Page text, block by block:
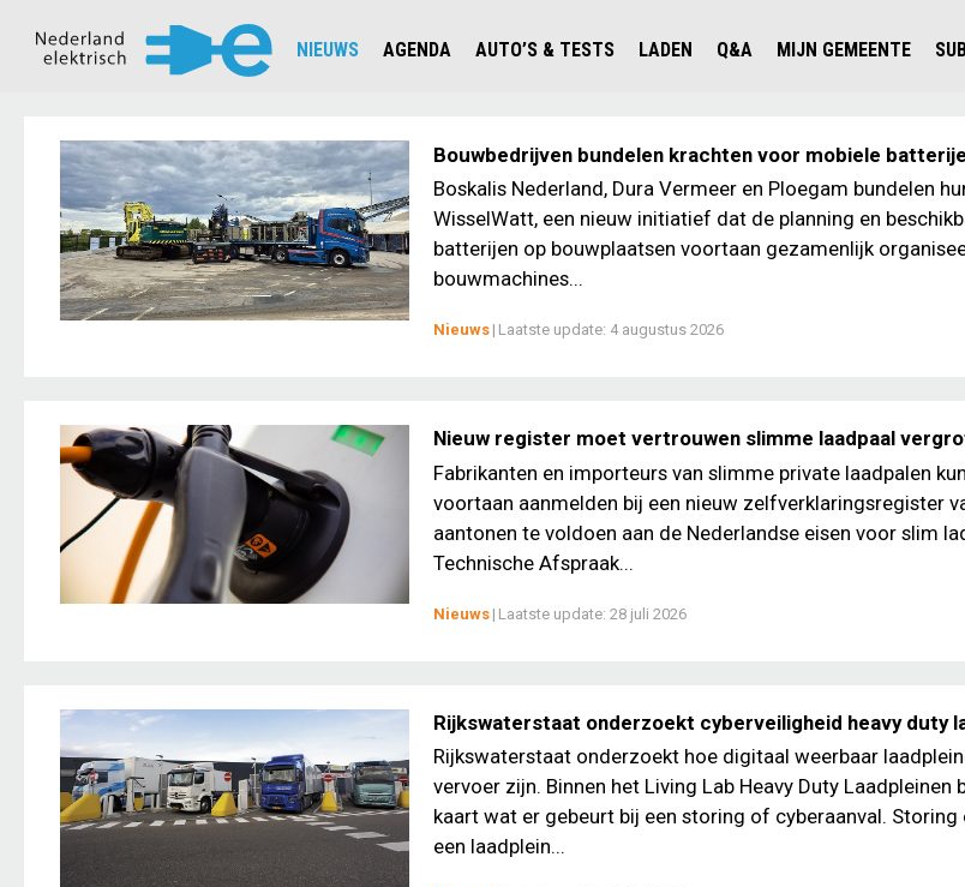
NIEUWS
CIJFERS EN STATISTIEKEN EV'S IN NEDERLAND
AANMELDEN NIEUWSBRIEF
AGENDA
AUTO’S & TESTS
JOUW VOLGENDE AUTO ELEKTRISCH?
LADEN
Q&A
OPLADEN
SLIM LADEN
VEILIGHEID
MIJN GEMEENTE
VVE
Bouwbedrijven bundelen krachten voor mobiele
Boskalis Nederland, Dura Vermeer en Ploegam bundelen
WisselWatt, een nieuw initiatief dat de planning en
batterijen op bouwplaatsen voortaan gezamenlijk
bouwmachines...
Nieuws | Laatste update: 4 augustus 2026
Nieuw register moet vertrouwen slimme laadpaal
Fabrikanten en importeurs van slimme private laadpalen
voortaan aanmelden bij een nieuw zelfverklaringsregister
aantonen te voldoen aan de Nederlandse eisen voor slim
Technische Afspraak...
Nieuws | Laatste update: 28 juli 2026
Rijkswaterstaat onderzoekt cyberveiligheid heavy duty
Rijkswaterstaat onderzoekt hoe digitaal weerbaar
vervoer zijn. Binnen het Living Lab Heavy Duty Laadpleinen
kaart wat er gebeurt bij een storing of cyberaanval. Storing
een laadplein...